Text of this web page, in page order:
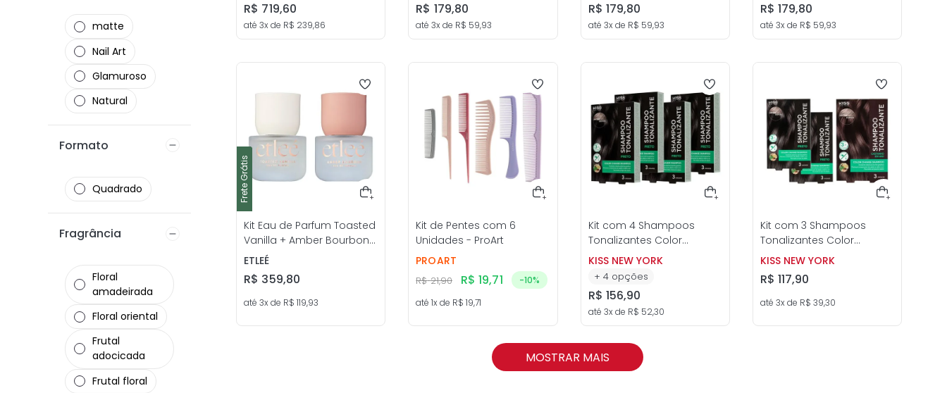
Lilás
cílios
autocolantes
24h de
durabilidade
flexível
matte
Nail Art
Glamuroso
Natural
Formato
Quadrado
Fragrância
Floral
amadeirada
Floral oriental
Frutal
adocicada
Frutal floral
etleé
R$ 719,60
até3x de R$ 239,86
R$ 179,80
até3x de R$ 59,93
R$ 179,80
até 3x de R$ 59,93
R$ 179,80
até 3x de R$ 59,93
Frete Grátis
Frete Grátis
Kit Eau de Parfum Toasted
Vanilla + Amber Bourbon
30mL Unissex - etleé
ETLEÉ
R$ 359,80
até3x de R$ 119,93
Kit de Pentes com 6
Unidades - ProArt
PROART
R$ 21,90 R$ 19,71 -10%
até1x de R$ 19,71
Kit com 4 Shampoos
Tonalizantes Color
Change - Kiss New York
KISS NEW YORK
+ 4opções
R$ 156,90
até 3x de R$ 52,30
Kit com 3 Shampoos
Tonalizantes Color
Change 02 Preto + 01
New York
KISS NEW YORK
R$ 117,90
até 3x de R$ 39,30
MOSTRAR MAIS